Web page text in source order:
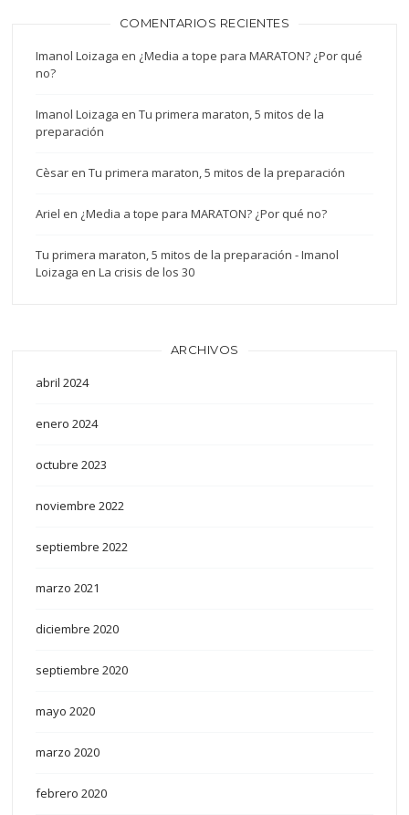
COMENTARIOS RECIENTES
Imanol Loizaga en ¿Media a tope para MARATON? ¿Por qué
no?
Imanol Loizaga enTu primera maraton, 5 mitos de la
preparación
Cèsar enTu primera maraton, 5 mitos de la preparación
Ariel en ¿Media a tope para MARATON? ¿Por qué no?
Tu primera maraton, 5 mitos de la preparación - Imanol
Loizaga enLa crisis de los 30
ARCHIVOS
abril 2024
enero 2024
octubre 2023
noviembre 2022
septiembre 2022
marzo 2021
diciembre 2020
septiembre 2020
mayo 2020
marzo 2020
febrero 2020